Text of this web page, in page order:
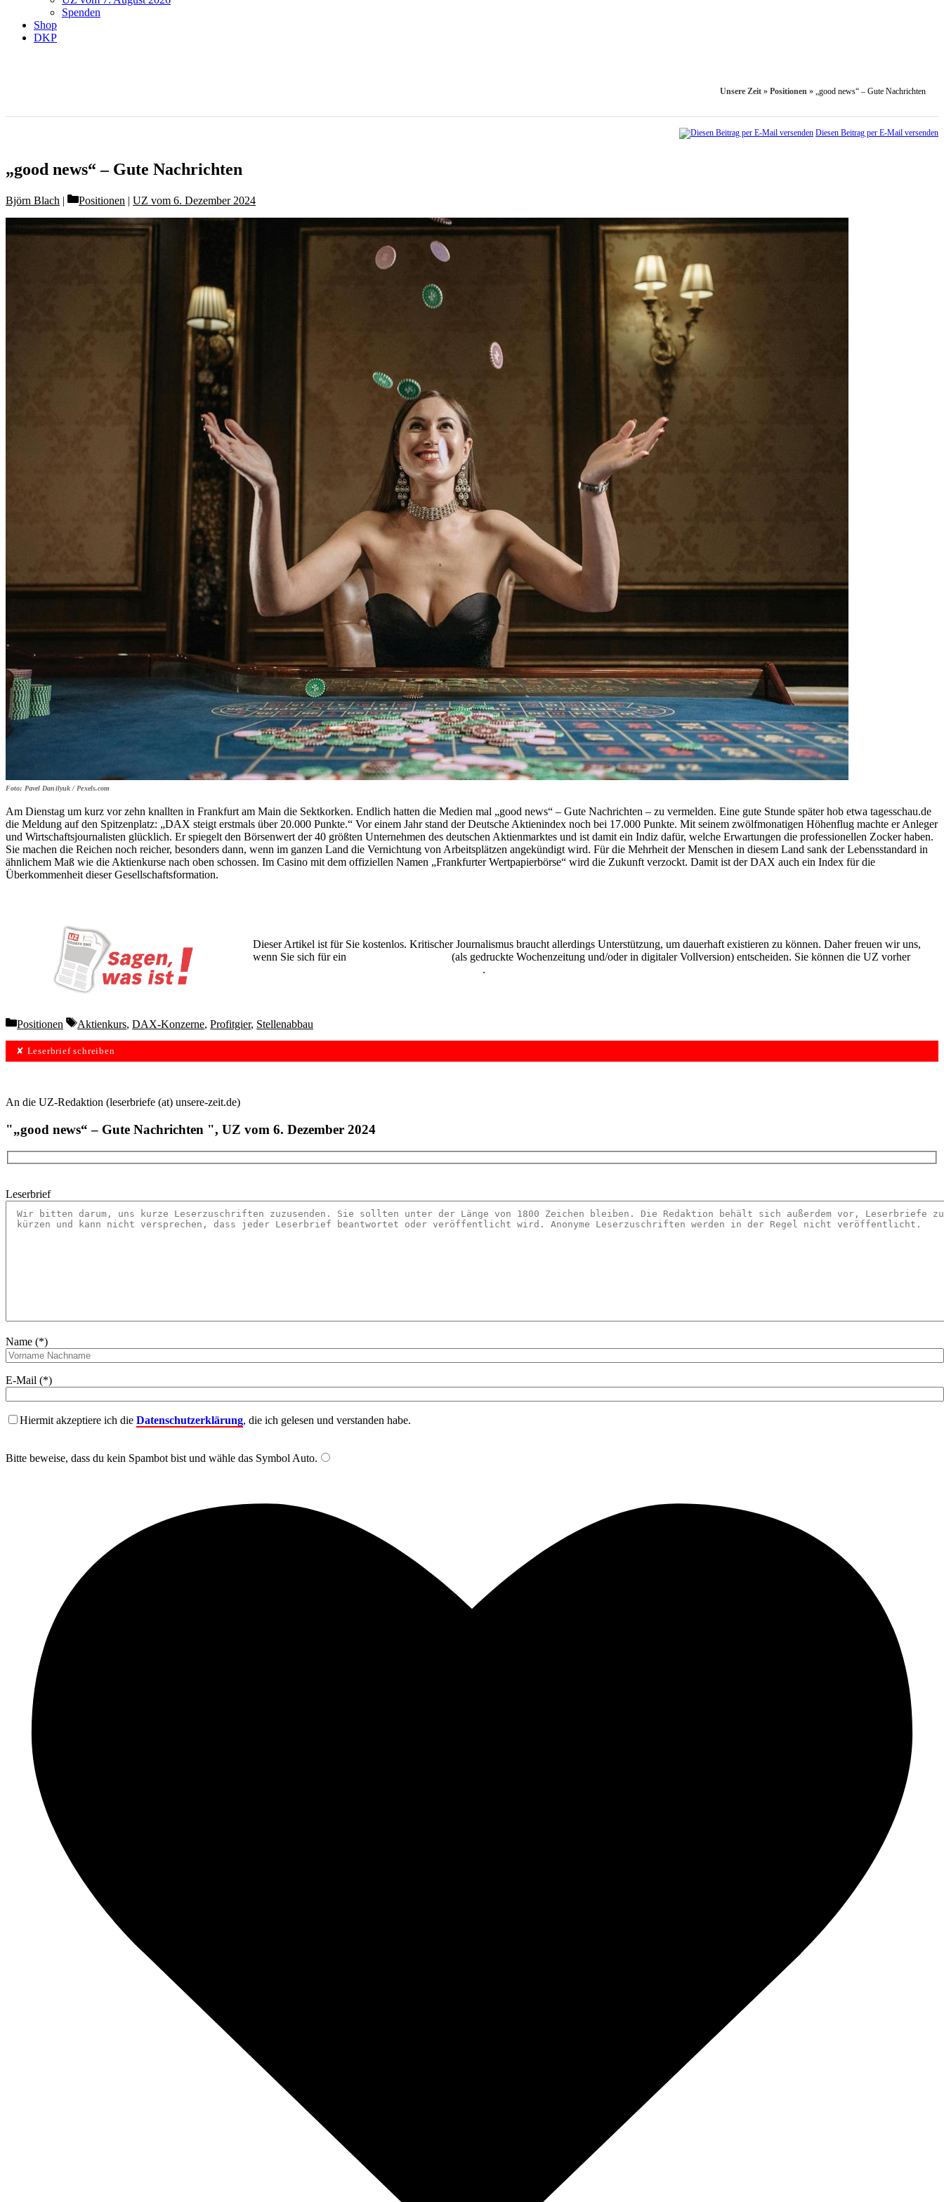
Spenden
Shop
DKP
Unsere Zeit » Positionen » „good news“ – Gute Nachrichten
Diesen Beitrag per E-Mail versenden
„good news“ – Gute Nachrichten
Björn Blach Categories
Positionen | UZ vom 6. Dezember 2024
Foto; Pavel Danilyuk / Pexels.com
Am Dienstag um kurz vor zehn knallten in Frankfurt am Main die Sektkorken. Endlich hatten die Medien mal „good news“ – Gute Nachrichten – zu vermelden. Eine gute Stunde später hob etwa tagesschau.de
die Meldung auf den Spitzenplatz: „DAX steigt erstmals über 20.000 Punkte.“ Vor einem Jahr stand der Deutsche Aktienindex noch bei 17.000 Punkte. Mit seinem zwölfmonatigen Höhenflug machte er Anleger
und Wirtschaftsjournalisten glücklich. Er spiegelt den Börsenwert der 40 größten Unternehmen des deutschen Aktienmarktes und ist damit ein Indiz dafür, welche Erwartungen die professionellen Zocker haben.
Sie machen die Reichen noch reicher, besonders dann, wenn im ganzen Land die Vernichtung von Arbeitsplätzen angekündigt wird. Für die Mehrheit der Menschen in diesem Land sank der Lebensstandard in
ähnlichem Maß wie die Aktienkurse nach oben schossen. Im Casino mit dem offiziellen Namen „Frankfurter Wertpapierbörse“ wird die Zukunft verzockt. Damit ist der DAX auch ein Index für die
Überkommenheit dieser Gesellschaftsformation.
Dieser Artikel ist für Sie kostenlos. Kritischer Journalismus braucht allerdings Unterstützung, um dauerhaft existieren zu können. Daher freuen wir uns,
wenn Sie sich für ein
(als gedruckte Wochenzeitung und/oder in digitaler Vollversion) entscheiden. Sie können die UZ vorher
.
Categories
Positionen Tags
Aktienkurs, DAX-Konzerne, Profitgier, Stellenabbau
✘ Leserbrief schreiben
An die UZ-Redaktion (leserbriefe (at) unsere-zeit.de)
"„good news“ – Gute Nachrichten ", UZ vom 6. Dezember 2024
Leserbrief
Name (*)
E-Mail (*)
Hiermit akzeptiere ich die Datenschutzerklärung, die ich gelesen und verstanden habe.
Bitte beweise, dass du kein Spambot bist und wähle das Symbol Auto.